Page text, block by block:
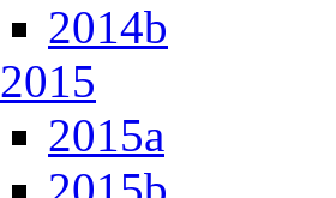
2014b
2015
2015a